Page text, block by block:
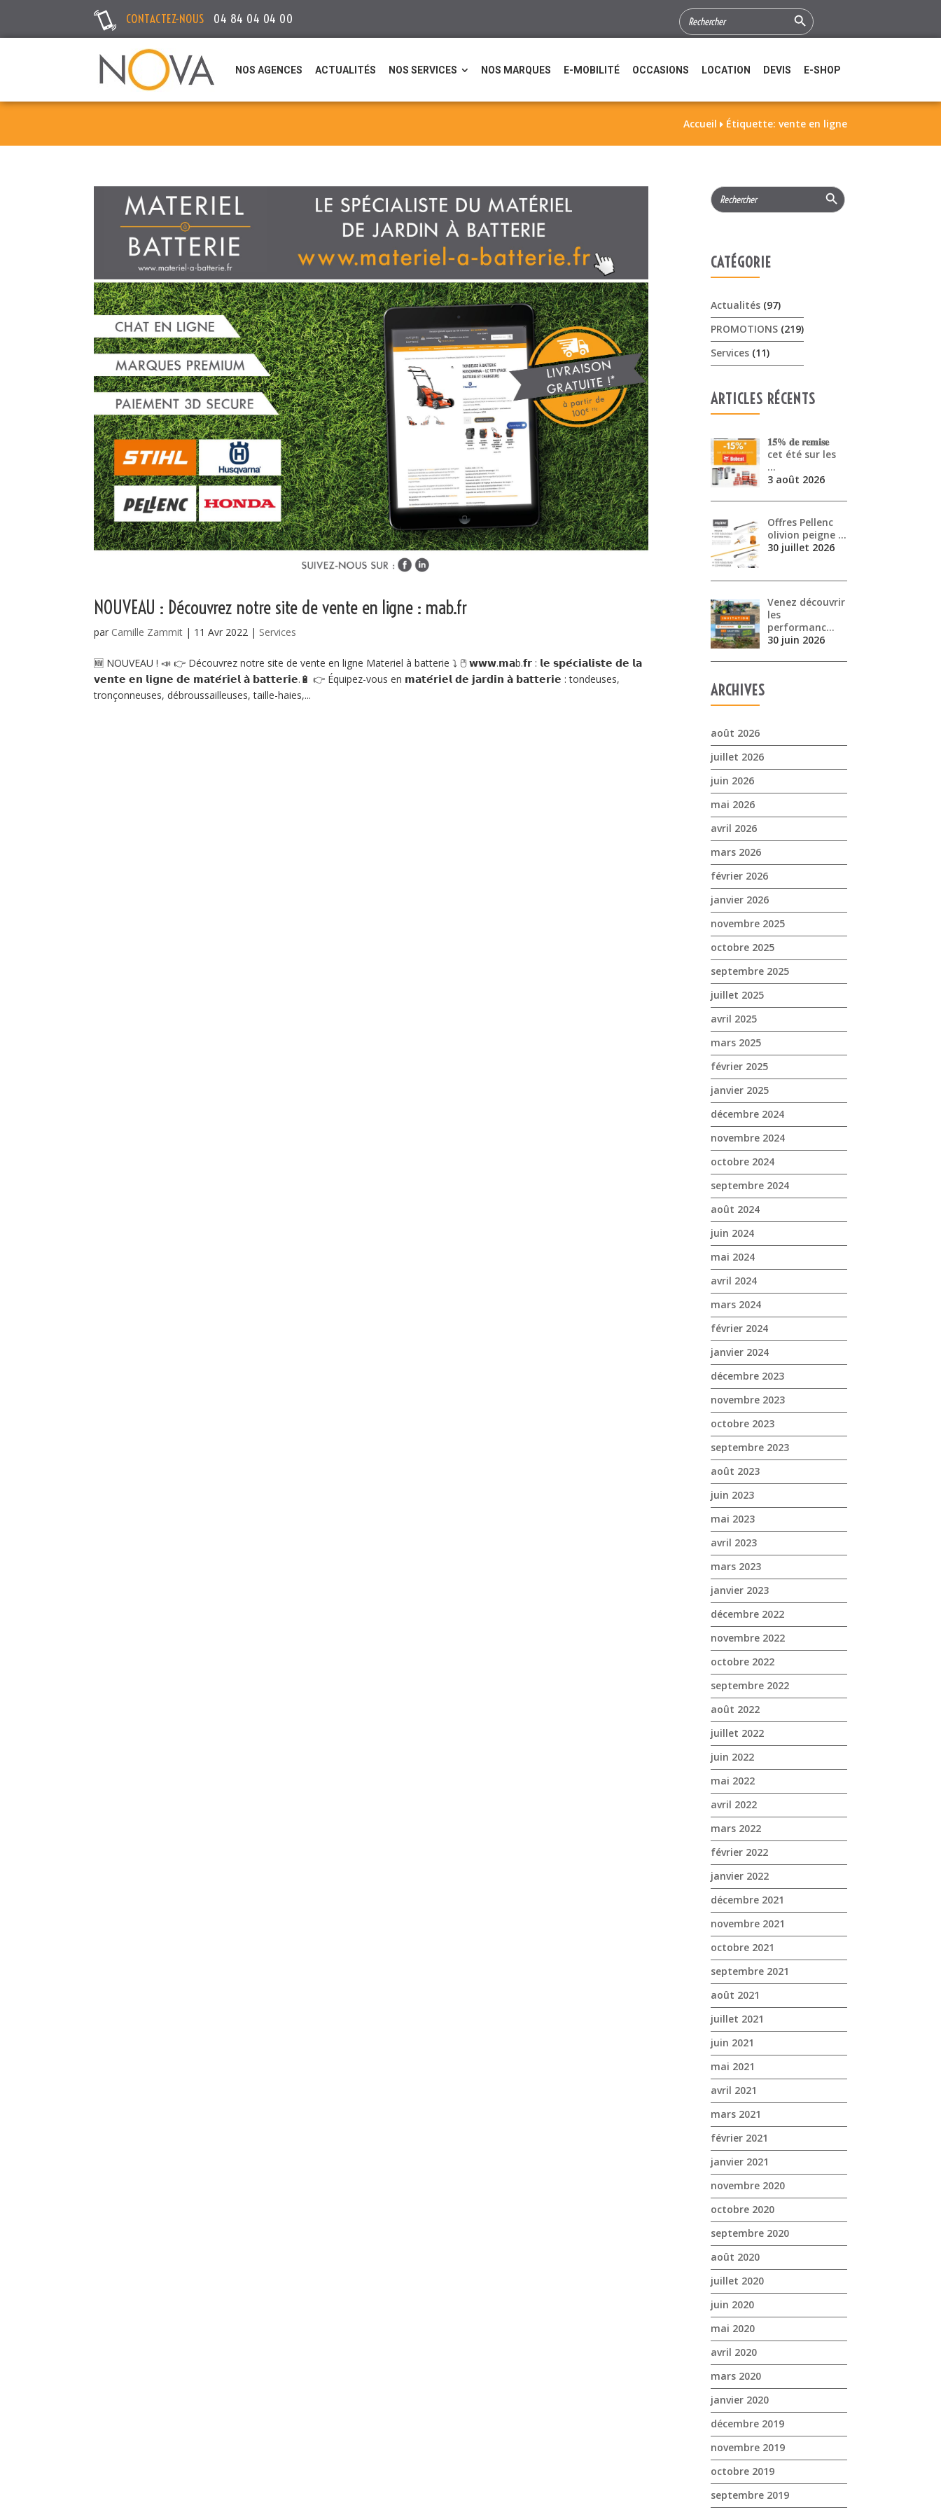
CONTACTEZ-NOUS 04 84 04 04 00
SEARCH
FOR:
Search Button
NOS AGENCES ACTUALITÉS NOS SERVICES NOS MARQUES E-MOBILITÉ OCCASIONS LOCATION DEVIS E-SHOP
Accueil  Étiquette: vente en ligne
NOUVEAU : Découvrez notre site de vente en ligne : mab.fr
par Camille Zammit | 11 Avr 2022 | Services
🆕 NOUVEAU ! 📣 👉 Découvrez notre site de vente en ligne Materiel à batterie ⤵ 🖱 𝘄𝘄𝘄.𝗺𝗮b.𝗳𝗿 : 𝗹𝗲 𝘀𝗽𝗲́𝗰𝗶𝗮𝗹𝗶𝘀𝘁𝗲 𝗱𝗲 𝗹𝗮
𝘃𝗲𝗻𝘁𝗲 𝗲𝗻 𝗹𝗶𝗴𝗻𝗲 𝗱𝗲 𝗺𝗮𝘁𝗲́𝗿𝗶𝗲𝗹 𝗮̀ 𝗯𝗮𝘁𝘁𝗲𝗿𝗶𝗲.🔋 👉 Équipez-vous en 𝗺𝗮𝘁𝗲́𝗿𝗶𝗲𝗹 𝗱𝗲 𝗷𝗮𝗿𝗱𝗶𝗻 𝗮̀ 𝗯𝗮𝘁𝘁𝗲𝗿𝗶𝗲 : tondeuses,
tronçonneuses, débroussailleuses, taille-haies,...
Search
for:
Search Button
CATÉGORIE
Actualités (97)
PROMOTIONS (219)
Services (11)
ARTICLES RÉCENTS
𝟏𝟓% 𝐝𝐞 𝐫𝐞𝐦𝐢𝐬𝐞
cet été sur les
…
3 août 2026
Offres Pellenc
olivion peigne …
30 juillet 2026
Venez découvrir
les
performanc…
30 juin 2026
ARCHIVES
août 2026
juillet 2026
juin 2026
mai 2026
avril 2026
mars 2026
février 2026
janvier 2026
novembre 2025
octobre 2025
septembre 2025
juillet 2025
avril 2025
mars 2025
février 2025
janvier 2025
décembre 2024
novembre 2024
octobre 2024
septembre 2024
août 2024
juin 2024
mai 2024
avril 2024
mars 2024
février 2024
janvier 2024
décembre 2023
novembre 2023
octobre 2023
septembre 2023
août 2023
juin 2023
mai 2023
avril 2023
mars 2023
janvier 2023
décembre 2022
novembre 2022
octobre 2022
septembre 2022
août 2022
juillet 2022
juin 2022
mai 2022
avril 2022
mars 2022
février 2022
janvier 2022
décembre 2021
novembre 2021
octobre 2021
septembre 2021
août 2021
juillet 2021
juin 2021
mai 2021
avril 2021
mars 2021
février 2021
janvier 2021
novembre 2020
octobre 2020
septembre 2020
août 2020
juillet 2020
juin 2020
mai 2020
avril 2020
mars 2020
janvier 2020
décembre 2019
novembre 2019
octobre 2019
septembre 2019